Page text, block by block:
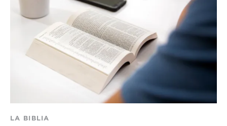
LA BIBLIA